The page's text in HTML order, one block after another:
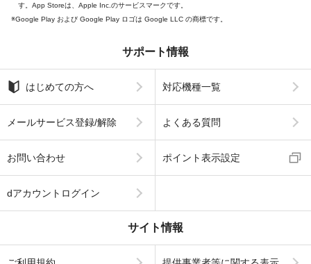
す。App Storeは、Apple Inc.のサービスマークです。
Google Play および Google Play ロゴは Google LLC の商標です。
サポート情報
はじめての方へ 対応機種一覧
メールサービス登録/解除 よくある質問
お問い合わせ ポイント表示設定
dアカウントログイン
サイト情報